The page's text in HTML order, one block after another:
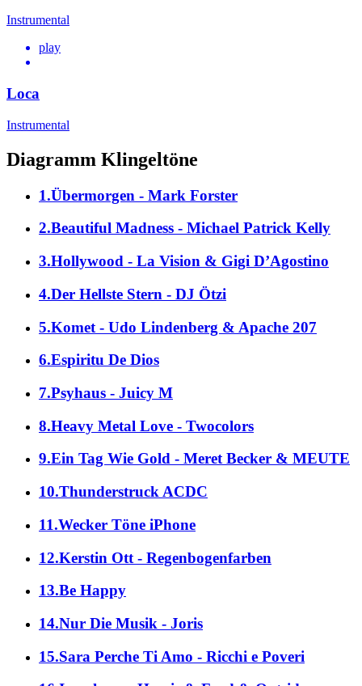
Instrumental
play
Loca
Instrumental
Diagramm Klingeltöne
1.Übermorgen - Mark Forster
2.Beautiful Madness - Michael Patrick Kelly
3.Hollywood - La Vision & Gigi D’Agostino
4.Der Hellste Stern - DJ Ötzi
5.Komet - Udo Lindenberg & Apache 207
6.Espiritu De Dios
7.Psyhaus - Juicy M
8.Heavy Metal Love - Twocolors
9.Ein Tag Wie Gold - Meret Becker & MEUTE
10.Thunderstruck ACDC
11.Wecker Töne iPhone
12.Kerstin Ott - Regenbogenfarben
13.Be Happy
14.Nur Die Musik - Joris
15.Sara Perche Ti Amo - Ricchi e Poveri